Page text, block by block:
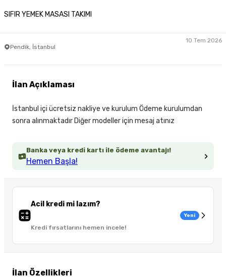
SIFIR YEMEK MASASI TAKIMI
Pendik, İstanbul
10 Tem 2026
Banka veya kredi kartı ile ödeme avantajı!
Hemen Başla!
Acil kredi mi lazım?
Kredi fırsatlarını hemen incele!
Yeni
İlan Özellikleri
İlan Açıklaması
İstanbul içi ücretsiz nakliye ve kurulum Ödeme kurulumdan
sonra alınmaktadır Diğer modeller için mesaj atınız